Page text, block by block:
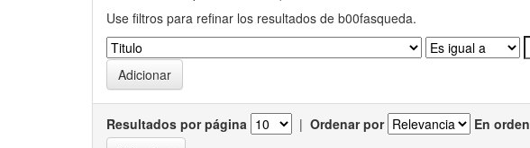
Use filtros para refinar los resultados de b00fasqueda.
Resultados por página | Ordenar por En orden